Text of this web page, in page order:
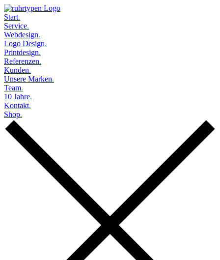
Start.
Service.
Webdesign.
Logo Design.
Printdesign.
Referenzen.
Kunden.
Unsere Marken.
Team.
10 Jahre.
Kontakt.
Shop.